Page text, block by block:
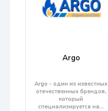
Argo
Argo - один из известных
отечественных брендов,
который
специализируется на…